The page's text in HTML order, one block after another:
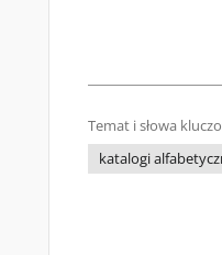
Temat i słowa
katalogi